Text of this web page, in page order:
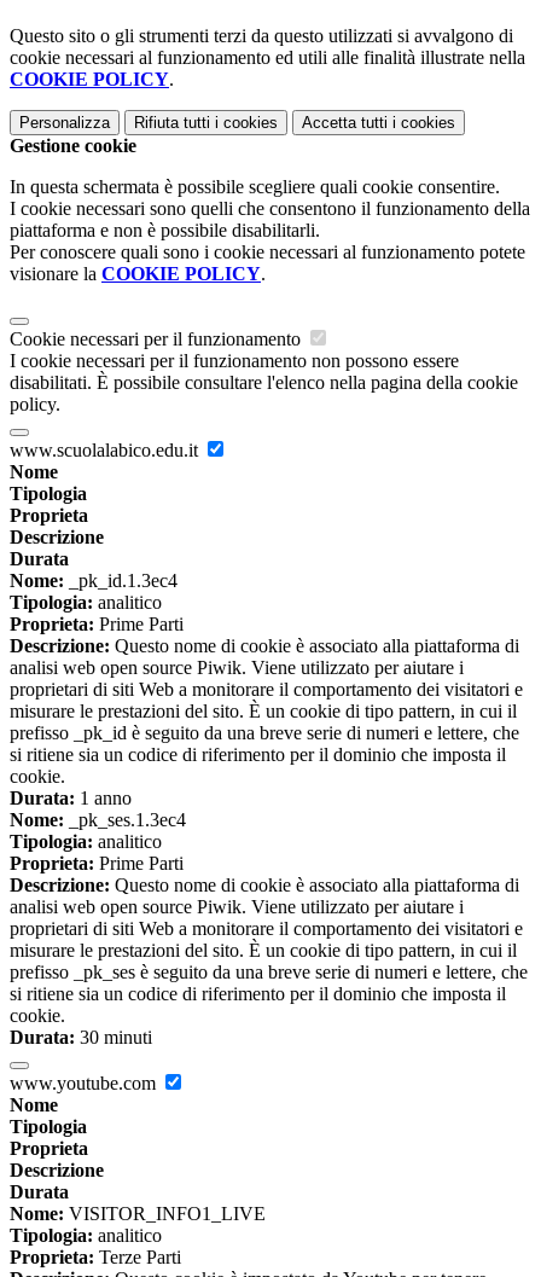
Questo sito o gli strumenti terzi da questo utilizzati si avvalgono di
cookie necessari al funzionamento ed utili alle finalità illustrate nella
COOKIE POLICY.
Personalizza Rifiuta tutti i cookies Accetta tutti i cookies
Gestione cookie
In questa schermata è possibile scegliere quali cookie consentire.
I cookie necessari sono quelli che consentono il funzionamento della
piattaforma e non è possibile disabilitarli.
Per conoscere quali sono i cookie necessari al funzionamento potete
visionare la COOKIE POLICY.
Cookie necessari per il funzionamento
I cookie necessari per il funzionamento non possono essere
disabilitati. È possibile consultare l'elenco nella pagina della cookie
policy.
www.scuolalabico.edu.it
Nome
Tipologia
Proprieta
Descrizione
Durata
Nome: _pk_id.1.3ec4
Tipologia: analitico
Proprieta: Prime Parti
Descrizione: Questo nome di cookie è associato alla piattaforma di
analisi web open source Piwik. Viene utilizzato per aiutare i
proprietari di siti Web a monitorare il comportamento dei visitatori e
misurare le prestazioni del sito. È un cookie di tipo pattern, in cui il
prefisso _pk_id è seguito da una breve serie di numeri e lettere, che
si ritiene sia un codice di riferimento per il dominio che imposta il
cookie.
Durata: 1 anno
Nome: _pk_ses.1.3ec4
Tipologia: analitico
Proprieta: Prime Parti
Descrizione: Questo nome di cookie è associato alla piattaforma di
analisi web open source Piwik. Viene utilizzato per aiutare i
proprietari di siti Web a monitorare il comportamento dei visitatori e
misurare le prestazioni del sito. È un cookie di tipo pattern, in cui il
prefisso _pk_ses è seguito da una breve serie di numeri e lettere, che
si ritiene sia un codice di riferimento per il dominio che imposta il
cookie.
Durata: 30 minuti
www.youtube.com
Nome
Tipologia
Proprieta
Descrizione
Durata
Nome: VISITOR_INFO1_LIVE
Tipologia: analitico
Proprieta: Terze Parti